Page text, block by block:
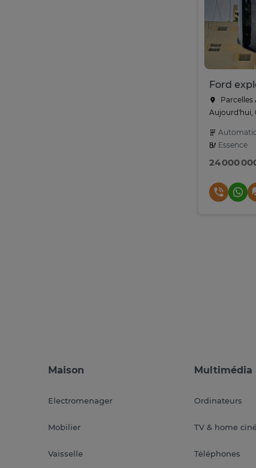
Parcelles
Aujourd'hui,
Essence
24 000
Maison
Electromenager
Mobilier
Vaisselle
Multimédia
Ordinateurs
TV & home
Téléphones